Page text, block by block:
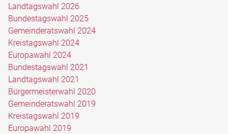
Landtagswahl 2026
Bundestagswahl 2025
Gemeinderatswahl 2024
Kreistagswahl 2024
Europawahl 2024
Bundestagswahl 2021
Landtagswahl 2021
Bürgermeisterwahl 2020
Gemeinderatswahl 2019
Kreistagswahl 2019
Europawahl 2019